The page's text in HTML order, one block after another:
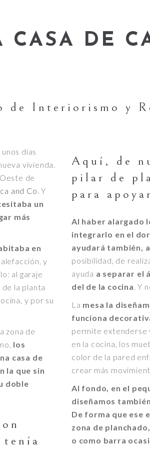
CASA DE
de Interiorismo y
días
vivienda.
de
and Co. Y
un
más
en
y
al garaje
la planta
y por su
zona de
los
casa de
la que sin
doble
Aquí, de
pilar de
para
Al haber alargado
integrarlo en el
ayudará también,
posibilidad, de
ayuda a separar el
del de la cocina. Y
La mesa la
funciona
permite extenderse
en la cocina, los
color de la pared
crear más
Al fondo, en el
diseñamos
De forma que ese
zona de
o como barra